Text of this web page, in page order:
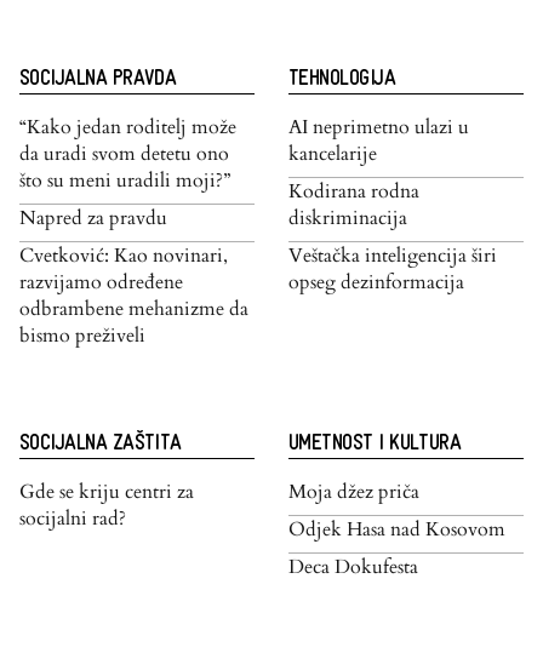
SOCIJALNA PRAVDA
“Kako jedan roditelj može
da uradi svom detetu ono
što su meni uradili moji?”
Napred za pravdu
Cvetković: Kao novinari,
razvijamo određene
odbrambene mehanizme da
bismo preživeli
TEHNOLOGIJA
AI neprimetno ulazi u
kancelarije
Kodirana rodna
diskriminacija
Veštačka inteligencija širi
opseg dezinformacija
SOCIJALNA ZAŠTITA
Gde se kriju centri za
socijalni rad?
UMETNOST I KULTURA
Moja džez priča
Odjek Hasa nad Kosovom
Deca Dokufesta